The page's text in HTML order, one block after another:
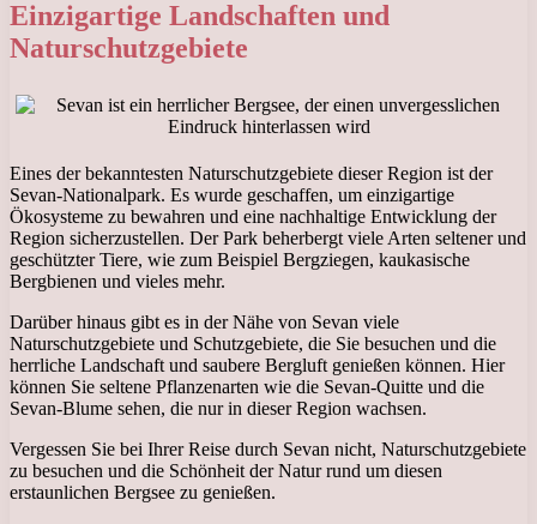
Einzigartige Landschaften und
Naturschutzgebiete
Eines der bekanntesten Naturschutzgebiete dieser Region ist der
Sevan-Nationalpark. Es wurde geschaffen, um einzigartige
Ökosysteme zu bewahren und eine nachhaltige Entwicklung der
Region sicherzustellen. Der Park beherbergt viele Arten seltener und
geschützter Tiere, wie zum Beispiel Bergziegen, kaukasische
Bergbienen und vieles mehr.
Darüber hinaus gibt es in der Nähe von Sevan viele
Naturschutzgebiete und Schutzgebiete, die Sie besuchen und die
herrliche Landschaft und saubere Bergluft genießen können. Hier
können Sie seltene Pflanzenarten wie die Sevan-Quitte und die
Sevan-Blume sehen, die nur in dieser Region wachsen.
Vergessen Sie bei Ihrer Reise durch Sevan nicht, Naturschutzgebiete
zu besuchen und die Schönheit der Natur rund um diesen
erstaunlichen Bergsee zu genießen.